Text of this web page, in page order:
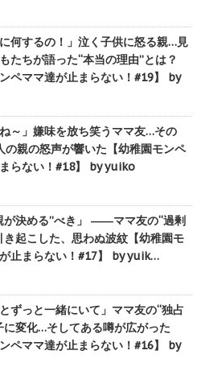
に何するの！」泣く子供に怒る親…見
たちが語った“本当の理由”とは？
ンペママ達が止まらない！#19】 by
ね～」嫌味を放ち笑うママ友…その
の親の怒声が響いた【幼稚園モンペ
らない！#18】 by yuiko
が決める”べき」 ――ママ友の“過剰
き起こした、思わぬ波紋【幼稚園モ
止まらない！#17】 by yuik…
とずっと一緒にいて」ママ友の“独占
に変化…そしてある噂が広がった
ンペママ達が止まらない！#16】 by